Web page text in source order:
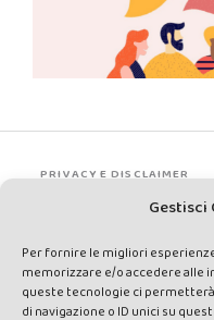
Gestisci
Per fornire le migliori
memorizzare e/o accedere alle
queste tecnologie ci
di navigazione o ID unici su
PRIVACY E DISCLAIMER